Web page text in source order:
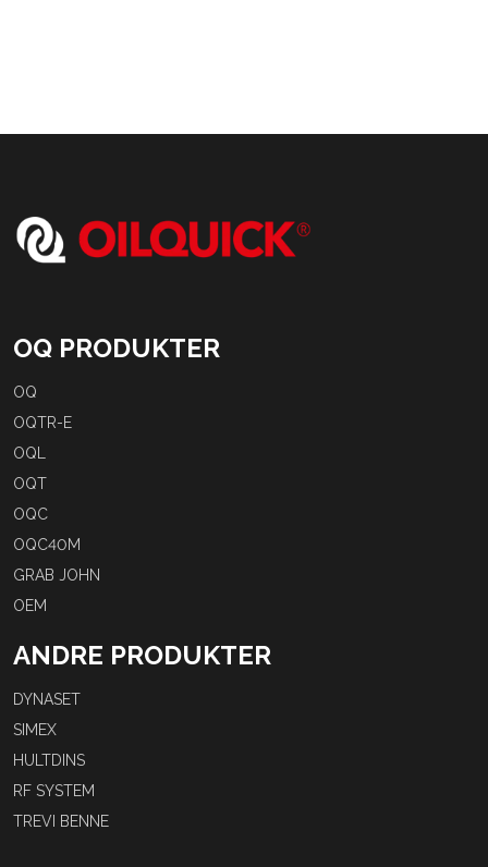
OQ PRODUKTER
OQ
OQTR-E
OQL
OQT
OQC
OQC40M
GRAB JOHN
OEM
ANDRE PRODUKTER
DYNASET
SIMEX
HULTDINS
RF SYSTEM
TREVI BENNE